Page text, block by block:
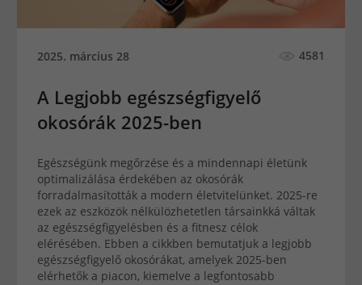
2025. március 28 4581
A Legjobb egészségfigyelő
okosórák 2025-ben
Egészségünk megőrzése és a mindennapi életünk
optimalizálása érdekében az okosórák
forradalmasították a modern életvitelünket. 2025-re
ezek az eszközök nélkülözhetetlen társainkká váltak
az egészségfigyelésben és a fitnesz célok
elérésében. Ebben a cikkben bemutatjuk a legjobb
egészségfigyelő okosórákat, amelyek 2025-ben
elérhetők a piacon, kiemelve a legfontosabb